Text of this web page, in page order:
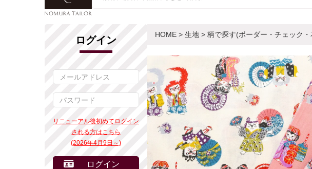
ログイン
リニューアル後初めてログイン
される方はこちら
(2026年4月9日～)
ログイン
HOME > 生地 > 柄で探す(ボーダー・チェック